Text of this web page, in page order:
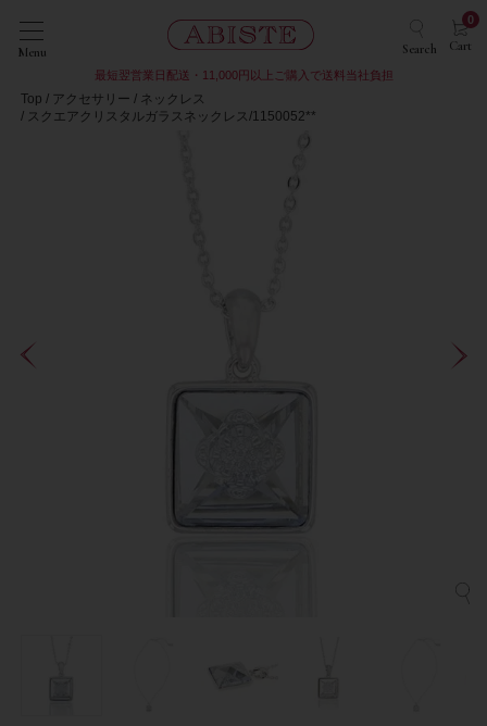
Menu Search Cart
0
最短翌営業日配送・11,000円以上ご購入で送料当社負担
Top アクセサリー
ネックレス
スクエアクリスタルガラスネックレス/1150052**